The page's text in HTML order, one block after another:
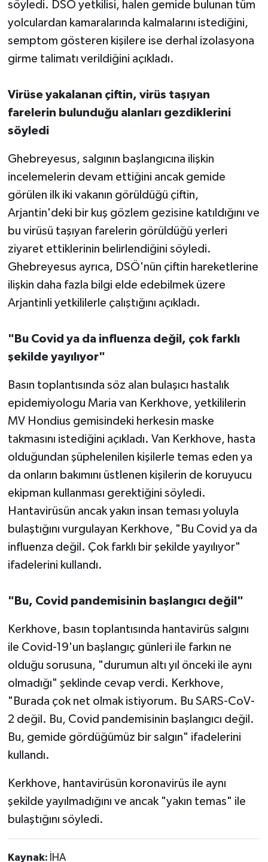
söyledi. DSÖ yetkilisi, halen gemide bulunan tüm
yolculardan kamaralarında kalmalarını istediğini,
semptom gösteren kişilere ise derhal izolasyona
girme talimatı verildiğini açıkladı.
Virüse yakalanan çiftin, virüs taşıyan
farelerin bulunduğu alanları gezdiklerini
söyledi
Ghebreyesus, salgının başlangıcına ilişkin
incelemelerin devam ettiğini ancak gemide
görülen ilk iki vakanın görüldüğü çiftin,
Arjantin'deki bir kuş gözlem gezisine katıldığını ve
bu virüsü taşıyan farelerin görüldüğü yerleri
ziyaret ettiklerinin belirlendiğini söyledi.
Ghebreyesus ayrıca, DSÖ'nün çiftin hareketlerine
ilişkin daha fazla bilgi elde edebilmek üzere
Arjantinli yetkililerle çalıştığını açıkladı.
"Bu Covid ya da influenza değil, çok farklı
şekilde yayılıyor"
Basın toplantısında söz alan bulaşıcı hastalık
epidemiyologu Maria van Kerkhove, yetkililerin
MV Hondius gemisindeki herkesin maske
takmasını istediğini açıkladı. Van Kerkhove, hasta
olduğundan şüphelenilen kişilerle temas eden ya
da onların bakımını üstlenen kişilerin de koruyucu
ekipman kullanması gerektiğini söyledi.
Hantavirüsün ancak yakın insan teması yoluyla
bulaştığını vurgulayan Kerkhove, "Bu Covid ya da
influenza değil. Çok farklı bir şekilde yayılıyor"
ifadelerini kullandı.
"Bu, Covid pandemisinin başlangıcı değil"
Kerkhove, basın toplantısında hantavirüs salgını
ile Covid-19'un başlangıç günleri ile farkın ne
olduğu sorusuna, "durumun altı yıl önceki ile aynı
olmadığı" şeklinde cevap verdi. Kerkhove,
"Burada çok net olmak istiyorum. Bu SARS-CoV-
2 değil. Bu, Covid pandemisinin başlangıcı değil.
Bu, gemide gördüğümüz bir salgın" ifadelerini
kullandı.
Kerkhove, hantavirüsün koronavirüs ile aynı
şekilde yayılmadığını ve ancak "yakın temas" ile
bulaştığını söyledi.
Kaynak: İHA